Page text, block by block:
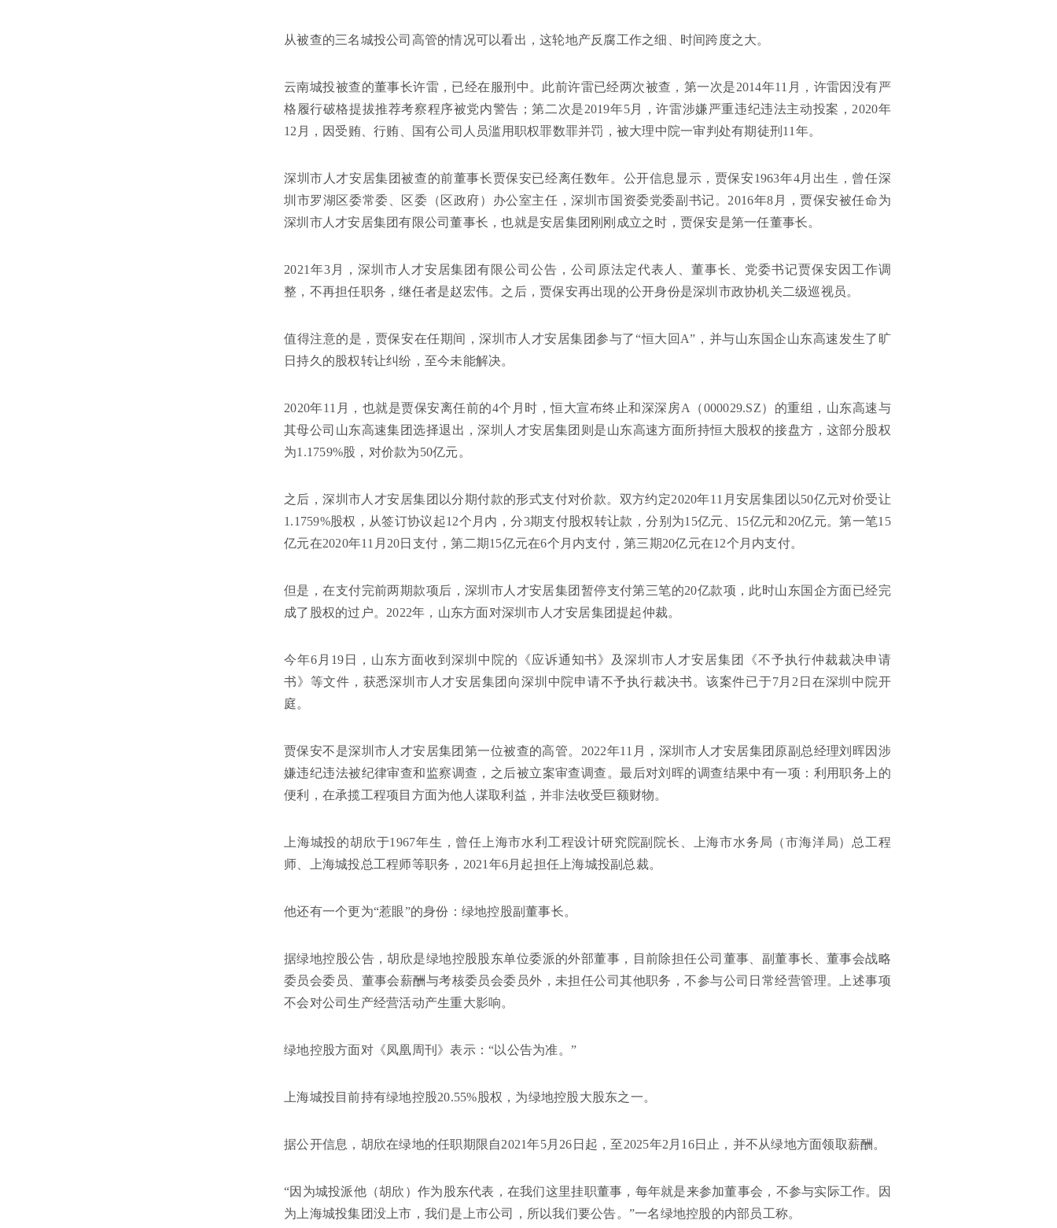
从被查的三名城投公司高管的情况可以看出，这轮地产反腐工作之细、时间跨度之大。
云南城投被查的董事长许雷，已经在服刑中。此前许雷已经两次被查，第一次是2014年11月，许雷因没有严
格履行破格提拔推荐考察程序被党内警告；第二次是2019年5月，许雷涉嫌严重违纪违法主动投案，2020年
12月，因受贿、行贿、国有公司人员滥用职权罪数罪并罚，被大理中院一审判处有期徒刑11年。
深圳市人才安居集团被查的前董事长贾保安已经离任数年。公开信息显示，贾保安1963年4月出生，曾任深
圳市罗湖区委常委、区委（区政府）办公室主任，深圳市国资委党委副书记。2016年8月，贾保安被任命为
深圳市人才安居集团有限公司董事长，也就是安居集团刚刚成立之时，贾保安是第一任董事长。
2021年3月，深圳市人才安居集团有限公司公告，公司原法定代表人、董事长、党委书记贾保安因工作调
整，不再担任职务，继任者是赵宏伟。之后，贾保安再出现的公开身份是深圳市政协机关二级巡视员。
值得注意的是，贾保安在任期间，深圳市人才安居集团参与了“恒大回A”，并与山东国企山东高速发生了旷
日持久的股权转让纠纷，至今未能解决。
2020年11月，也就是贾保安离任前的4个月时，恒大宣布终止和深深房A（000029.SZ）的重组，山东高速与
其母公司山东高速集团选择退出，深圳人才安居集团则是山东高速方面所持恒大股权的接盘方，这部分股权
为1.1759%股，对价款为50亿元。
之后，深圳市人才安居集团以分期付款的形式支付对价款。双方约定2020年11月安居集团以50亿元对价受让
1.1759%股权，从签订协议起12个月内，分3期支付股权转让款，分别为15亿元、15亿元和20亿元。第一笔15
亿元在2020年11月20日支付，第二期15亿元在6个月内支付，第三期20亿元在12个月内支付。
但是，在支付完前两期款项后，深圳市人才安居集团暂停支付第三笔的20亿款项，此时山东国企方面已经完
成了股权的过户。2022年，山东方面对深圳市人才安居集团提起仲裁。
今年6月19日，山东方面收到深圳中院的《应诉通知书》及深圳市人才安居集团《不予执行仲裁裁决申请
书》等文件，获悉深圳市人才安居集团向深圳中院申请不予执行裁决书。该案件已于7月2日在深圳中院开
庭。
贾保安不是深圳市人才安居集团第一位被查的高管。2022年11月，深圳市人才安居集团原副总经理刘晖因涉
嫌违纪违法被纪律审查和监察调查，之后被立案审查调查。最后对刘晖的调查结果中有一项：利用职务上的
便利，在承揽工程项目方面为他人谋取利益，并非法收受巨额财物。
上海城投的胡欣于1967年生，曾任上海市水利工程设计研究院副院长、上海市水务局（市海洋局）总工程
师、上海城投总工程师等职务，2021年6月起担任上海城投副总裁。
他还有一个更为“惹眼”的身份：绿地控股副董事长。
据绿地控股公告，胡欣是绿地控股股东单位委派的外部董事，目前除担任公司董事、副董事长、董事会战略
委员会委员、董事会薪酬与考核委员会委员外，未担任公司其他职务，不参与公司日常经营管理。上述事项
不会对公司生产经营活动产生重大影响。
绿地控股方面对《凤凰周刊》表示：“以公告为准。”
上海城投目前持有绿地控股20.55%股权，为绿地控股大股东之一。
据公开信息，胡欣在绿地的任职期限自2021年5月26日起，至2025年2月16日止，并不从绿地方面领取薪酬。
“因为城投派他（胡欣）作为股东代表，在我们这里挂职董事，每年就是来参加董事会，不参与实际工作。因
为上海城投集团没上市，我们是上市公司，所以我们要公告。”一名绿地控股的内部员工称。